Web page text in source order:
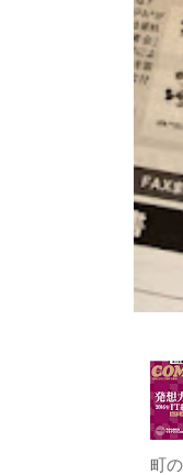
町